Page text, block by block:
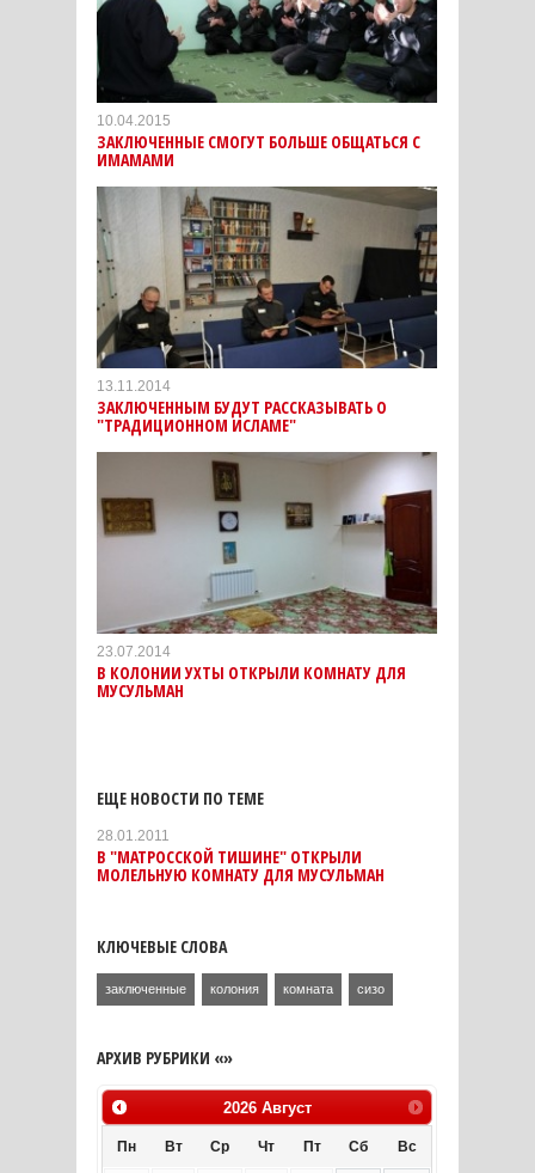
10.04.2015
ЗАКЛЮЧЕННЫЕ СМОГУТ БОЛЬШЕ ОБЩАТЬСЯ С
ИМАМАМИ
13.11.2014
ЗАКЛЮЧЕННЫМ БУДУТ РАССКАЗЫВАТЬ О
"ТРАДИЦИОННОМ ИСЛАМЕ"
23.07.2014
В КОЛОНИИ УХТЫ ОТКРЫЛИ КОМНАТУ ДЛЯ
МУСУЛЬМАН
ЕЩЕ НОВОСТИ ПО ТЕМЕ
28.01.2011
В "МАТРОССКОЙ ТИШИНЕ" ОТКРЫЛИ
МОЛЕЛЬНУЮ КОМНАТУ ДЛЯ МУСУЛЬМАН
КЛЮЧЕВЫЕ СЛОВА
заключенные колония комната сизо
АРХИВ РУБРИКИ «»
2026 Август
Пн Вт Ср Чт Пт Сб Вс